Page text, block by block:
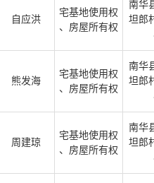
自应洪
宅基地使用权
、房屋所有权
南华
坦郎
熊发海
宅基地使用权
、房屋所有权
南华
坦郎
周建琼
宅基地使用权
、房屋所有权
南华
坦郎